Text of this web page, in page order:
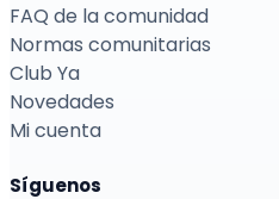
FAQ de la comunidad
Normas comunitarias
Club Ya
Novedades
Mi cuenta
Síguenos